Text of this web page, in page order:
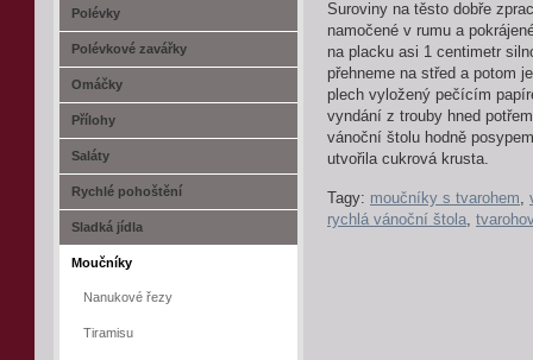
Suroviny na těsto dobře
namočené v rumu a
na placku asi 1 centimetr
přehneme na střed a potom
plech vyložený pečícím
vyndání z trouby hned
vánoční štolu hodně
utvořila cukrová krusta.
Tagy: moučníky s tvarohem,
rychlá vánoční štola,
Polévky
Polévkové zavářky
Omáčky
Přílohy
Saláty
Rychlé pohoštění
Sladká jídla
Moučníky
Nanukové řezy
Tiramisu